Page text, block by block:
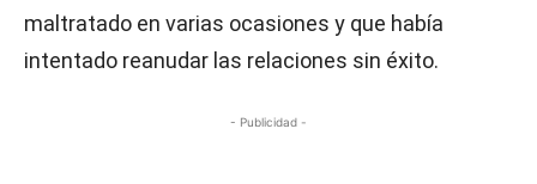
maltratado en varias ocasiones y que había
intentado reanudar las relaciones sin éxito.
- Publicidad -